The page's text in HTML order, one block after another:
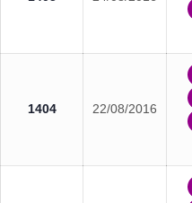
1404 22/08/2016